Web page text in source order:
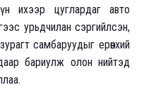
ихээр цуглардаг авто
урьдчилан сэргийлсэн,
самбаруудыг ерөнхий
бариулж олон нийтэд